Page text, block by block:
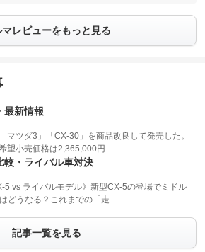
マレビューをもっと見る
最新情報
マツダ3」「CX-30」を商品改良して発売した。
望小売価格は2,365,000円…
較・ライバル車対決
5 vs ライバルモデル》新型CX-5の登場でミドル
どうなる？これまでの「走…
記事一覧を見る